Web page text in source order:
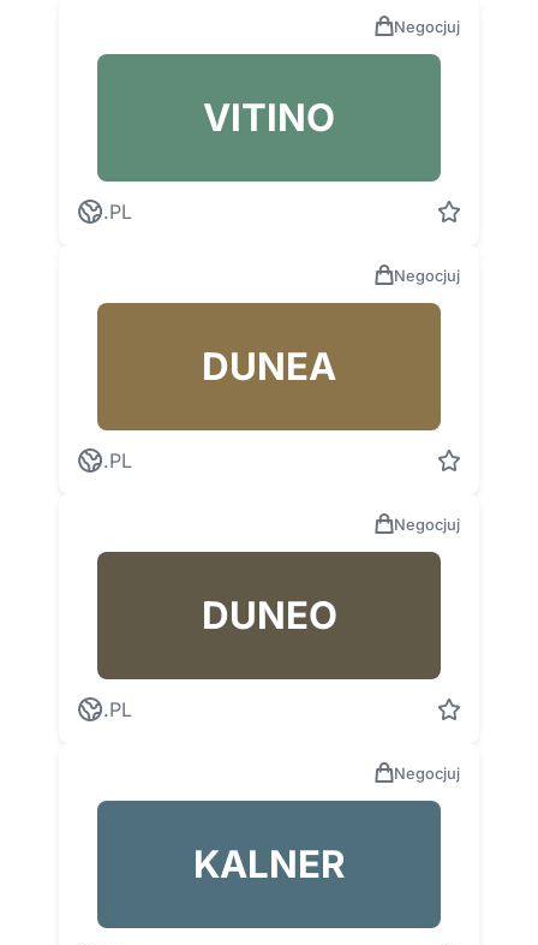
Negocjuj
VITINO
.PL
Negocjuj
DUNEA
.PL
Negocjuj
DUNEO
.PL
Negocjuj
KALNER